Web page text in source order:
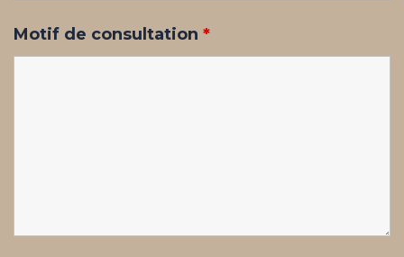
Motif de consultation *